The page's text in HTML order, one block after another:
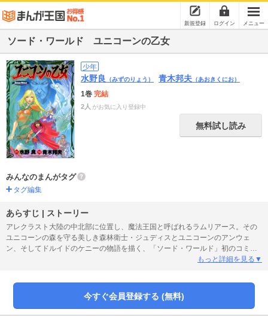
新規登録 ログイン メニュー
ソード・ワールド ユニコーンの乙女
少年
水野良 （みずのりょう） 青木邦夫 （あおきくにお）
1巻 完結
2人 がお気に入り登録中
無料試し読み
みんなのまんがタグ
タグ編集
あらすじ | ストーリー
アレクラスト大陸の中北部に位置し、魔法王国と呼ばれるラムリアース。その
ユニコーンの森を守る美しき森林衛士・ジュディスとユニコーンのアンウェ
ン、そしてドルイドのケニーの物語を描く、「ソード・ワールド」初のコミッ
もっと詳細を見る▼
今すぐ会員登録する (無料)